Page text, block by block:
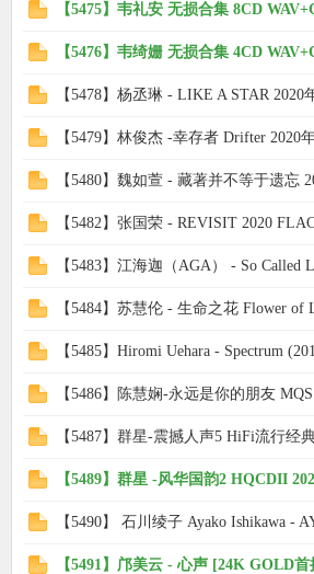
【5475】韦礼安 无损合集 8CD
【5476】韦绮姗 无损合集 4CD
【5478】杨丞琳 - LIKE A STAR
【5479】林俊杰 -幸存者 Drifter 2020
【5480】魏如萱 - 藏著并不等于遗忘
【5482】张国荣 - REVISIT 2020
【5483】江海迦（AGA） - So Called
【5484】苏慧伦 - 生命之花 Flower
【5485】Hiromi Uehara - Spectrum
【5486】陈慧娴-永远是你的朋友
【5487】群星-震撼人声5 HiFi流行经
【5489】群星 -风华国韵2 HQCDII
【5490】 石川绫子 Ayako Ishikawa -
【5491】邝美云 - 心声 [24K GOLD